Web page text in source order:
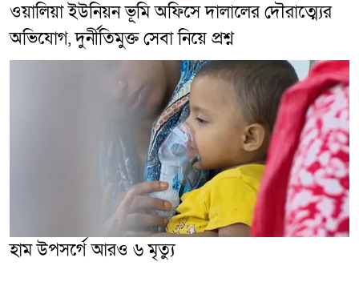
ওয়ালিয়া ইউনিয়ন ভূমি অফিসে দালালের দৌরাত্ম্যের
অভিযোগ, দুর্নীতিমুক্ত সেবা নিয়ে প্রশ্ন
হাম উপসর্গে আরও ৬ মৃত্যু